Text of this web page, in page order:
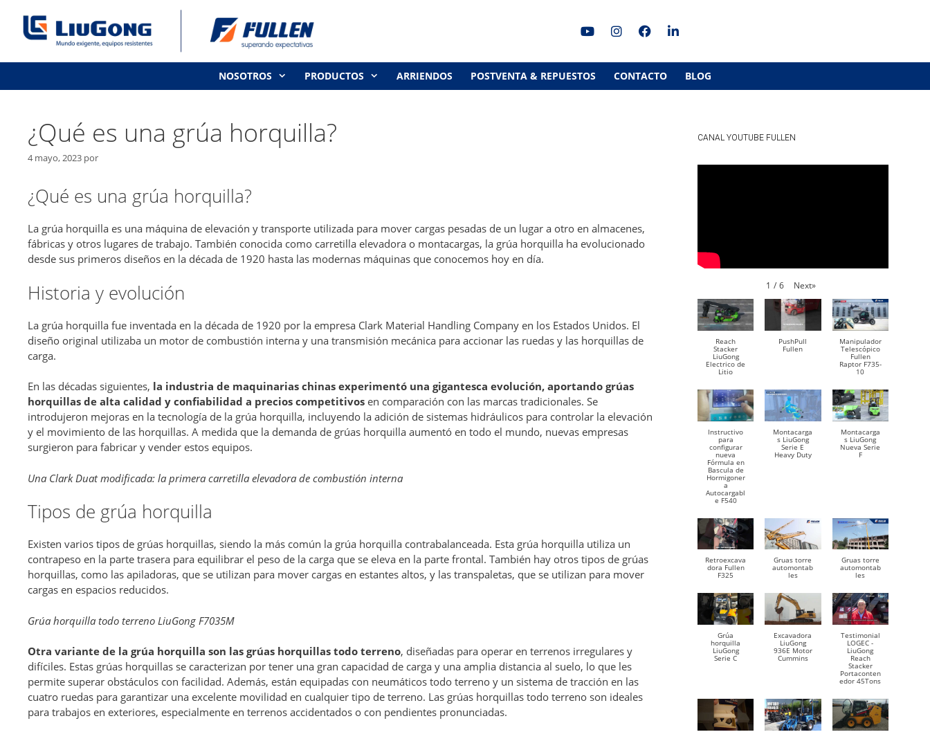
contenido
NOSOTROS PRODUCTOS ARRIENDOS POSTVENTA & REPUESTOS CONTACTO BLOG
¿Qué es una grúa horquilla?
4 mayo, 2023 por
¿Qué es una grúa horquilla?
La grúa horquilla es una máquina de elevación y transporte utilizada para mover cargas pesadas de un lugar a otro en almacenes,
fábricas y otros lugares de trabajo. También conocida como carretilla elevadora o montacargas, la grúa horquilla ha evolucionado
desde sus primeros diseños en la década de 1920 hasta las modernas máquinas que conocemos hoy en día.
Historia y evolución
La grúa horquilla fue inventada en la década de 1920 por la empresa Clark Material Handling Company en los Estados Unidos. El
diseño original utilizaba un motor de combustión interna y una transmisión mecánica para accionar las ruedas y las horquillas de
carga.
En las décadas siguientes, la industria de maquinarias chinas experimentó una gigantesca evolución, aportando grúas
horquillas de alta calidad y confiabilidad a precios competitivos en comparación con las marcas tradicionales. Se
introdujeron mejoras en la tecnología de la grúa horquilla, incluyendo la adición de sistemas hidráulicos para controlar la elevación
y el movimiento de las horquillas. A medida que la demanda de grúas horquilla aumentó en todo el mundo, nuevas empresas
surgieron para fabricar y vender estos equipos.
Una Clark Duat modificada: la primera carretilla elevadora de combustión interna
Tipos de grúa horquilla
Existen varios tipos de grúas horquillas, siendo la más común la grúa horquilla contrabalanceada. Esta grúa horquilla utiliza un
contrapeso en la parte trasera para equilibrar el peso de la carga que se eleva en la parte frontal. También hay otros tipos de grúas
horquillas, como las apiladoras, que se utilizan para mover cargas en estantes altos, y las transpaletas, que se utilizan para mover
cargas en espacios reducidos.
Grúa horquilla todo terreno LiuGong F7035M
Otra variante de la grúa horquilla son las grúas horquillas todo terreno, diseñadas para operar en terrenos irregulares y
difíciles. Estas grúas horquillas se caracterizan por tener una gran capacidad de carga y una amplia distancia al suelo, lo que les
permite superar obstáculos con facilidad. Además, están equipadas con neumáticos todo terreno y un sistema de tracción en las
cuatro ruedas para garantizar una excelente movilidad en cualquier tipo de terreno. Las grúas horquillas todo terreno son ideales
para trabajos en exteriores, especialmente en terrenos accidentados o con pendientes pronunciadas.
CANAL YOUTUBE FULLEN
1 / 6 Next»
Reach
Stacker
LiuGong
Electrico de
Litio
PushPull
Fullen
Manipulador
Telescópico
Fullen
Raptor F735-
10
Instructivo
para
configurar
nueva
Fórmula en
Bascula de
Hormigoner
a
Autocargabl
e F540
Montacarga
s LiuGong
Serie E
Heavy Duty
Montacarga
s LiuGong
Nueva Serie
F
Retroexcava
dora Fullen
F325
Gruas torre
automontab
les
Gruas torre
automontab
les
Grúa
horquilla
LiuGong
Serie C
Excavadora
LiuGong
936E Motor
Cummins
Testimonial
LOGEC -
LiuGong
Reach
Stacker
Portaconten
edor 45Tons